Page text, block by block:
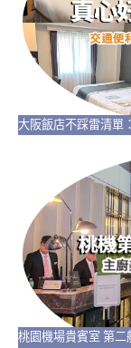
大阪飯店不踩雷清單
桃園機場貴賓室 第